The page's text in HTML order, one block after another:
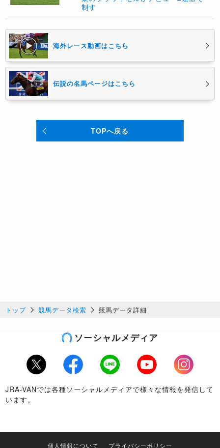
制す
海外レース動画はこちら
伝説の名馬ページはこちら
TOPへ戻る
トップ 競馬データ検索 競馬データ詳細
ソーシャルメディア
Twitter Facebook LINE Youtube
Instagram
JRA-VANでは各種ソーシャルメディアで様々な情報を発信して
います。
個人情報について プライバシーポリシー